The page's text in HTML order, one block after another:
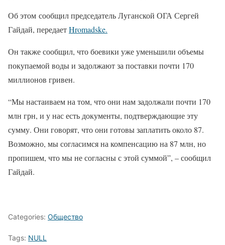
Об этом сообщил председатель Луганской ОГА Сергей
Гайдай, передаетHromadske.
Он также сообщил, что боевики уже уменьшили объемы
покупаемой воды и задолжают за поставки почти 170
миллионов гривен.
“Мы настаиваем на том, что они нам задолжали почти 170
млн грн, и у нас есть документы, подтверждающие эту
сумму. Они говорят, что они готовы заплатить около 87.
Возможно, мы согласимся на компенсацию на 87 млн, но
пропишем, что мы не согласны с этой суммой”, – сообщил
Гайдай.
Categories: Общество
Tags: NULL